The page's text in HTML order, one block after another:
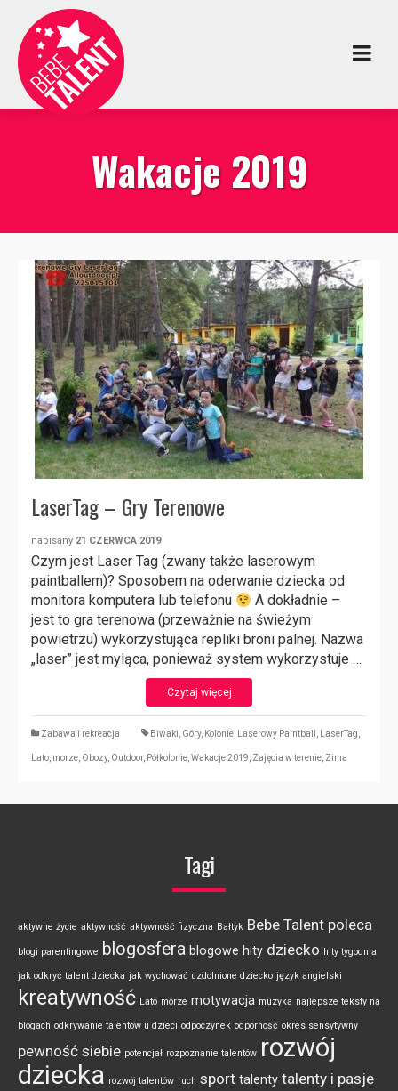
Wakacje 2019
LaserTag – Gry Terenowe
napisany 21 CZERWCA 2019
Czym jest Laser Tag (zwany także laserowym
paintballem)? Sposobem na oderwanie dziecka od
monitora komputera lub telefonu
A dokładnie –
jest to gra terenowa (przeważnie na świeżym
powietrzu) wykorzystująca repliki broni palnej. Nazwa
„laser” jest myląca, ponieważ system wykorzystuje …
Czytaj więcej
Zabawa i rekreacja Biwaki Góry, Kolonie Laserowy Paintball LaserTag
Lato morze Obozy, Outdoor, Półkolonie Wakacje 2019 Zajęcia w terenie Zima
Tagi
aktywne życie aktywność aktywność fizyczna Bałtyk Bebe Talent poleca
blogi parentingowe blogosfera blogowe hity dziecko hity tygodnia
jak odkryć talent dziecka jak wychować uzdolnione dziecko język angielski
kreatywność Lato morze motywacja muzyka najlepsze teksty na
blogach odkrywanie talentów u dzieci odpoczynek odporność okres sensytywny
pewność siebie potencjał rozpoznanie talentów rozwój
dziecka rozwój talentów ruch sport talenty talenty i pasje